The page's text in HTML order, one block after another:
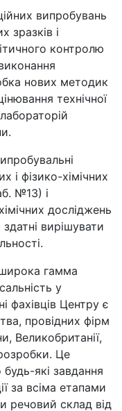
випробувань
зразків і
контролю
нових методик
технічної
і фізико-хімічних
№13) і
досліджень
вирішувати
гамма
у
фахівців Центру є
провідних фірм
Великобританії,
Це
які завдання
за всіма етапами
речовий склад від